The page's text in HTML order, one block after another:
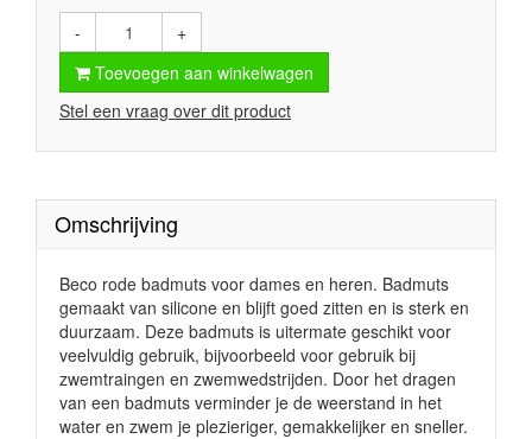
-
+
Toevoegen aan winkelwagen
Stel een vraag over dit product
Omschrijving
Beco rode badmuts voor dames en heren. Badmuts
gemaakt van silicone en blijft goed zitten en is sterk en
duurzaam. Deze badmuts is uitermate geschikt voor
veelvuldig gebruik, bijvoorbeeld voor gebruik bij
zwemtraingen en zwemwedstrijden. Door het dragen
van een badmuts verminder je de weerstand in het
water en zwem je plezieriger, gemakkelijker en sneller.